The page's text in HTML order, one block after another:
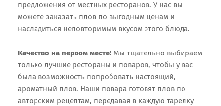
предложения от местных ресторанов. У нас вы
можете заказать плов по выгодным ценам и
насладиться неповторимым вкусом этого блюда.
Качество на первом месте! Мы тщательно выбираем
только лучшие рестораны и поваров, чтобы у вас
была возможность попробовать настоящий,
ароматный плов. Наши повара готовят плов по
авторским рецептам, передавая в каждую тарелку